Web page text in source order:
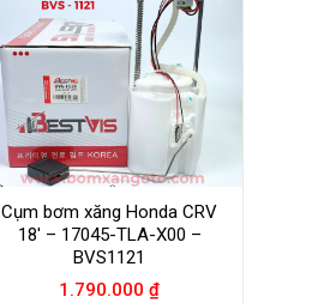
Cụm bơm xăng Honda CRV
18′ – 17045-TLA-X00 –
BVS1121
1.790.000 ₫